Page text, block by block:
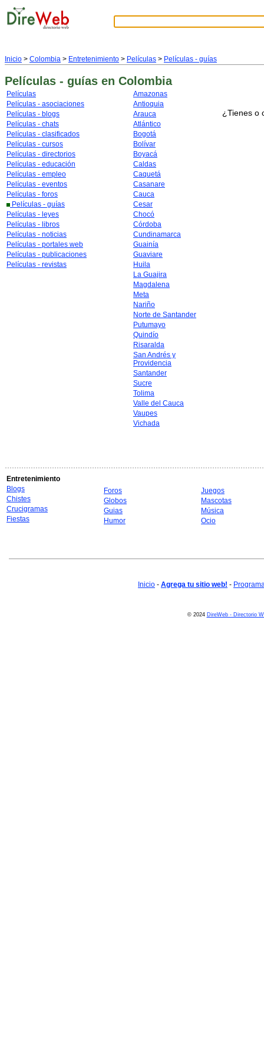
Inicio > Colombia > Entretenimiento > Películas > Películas - guías
Películas - guías en Colombia
Películas
Películas - asociaciones
Películas - blogs
Películas - chats
Películas - clasificados
Películas - cursos
Películas - directorios
Películas - educación
Películas - empleo
Películas - eventos
Películas - foros
Películas - guías
Películas - leyes
Películas - libros
Películas - noticias
Películas - portales web
Películas - publicaciones
Películas - revistas
Amazonas
Antioquia
Arauca
Atlántico
Bogotá
Bolívar
Boyacá
Caldas
Caquetá
Casanare
Cauca
Cesar
Chocó
Córdoba
Cundinamarca
Guainía
Guaviare
Huila
La Guajira
Magdalena
Meta
Nariño
Norte de Santander
Putumayo
Quindío
Risaralda
San Andrés y
Providencia
Santander
Sucre
Tolima
Valle del Cauca
Vaupes
Vichada
¿Tienes o
Entretenimiento
Blogs
Chistes
Crucigramas
Fiestas
Foros
Globos
Guias
Humor
Juegos
Mascotas
Música
Ocio
Inicio - Agrega tu sitio web! -
© 2024 DireWeb - Directorio